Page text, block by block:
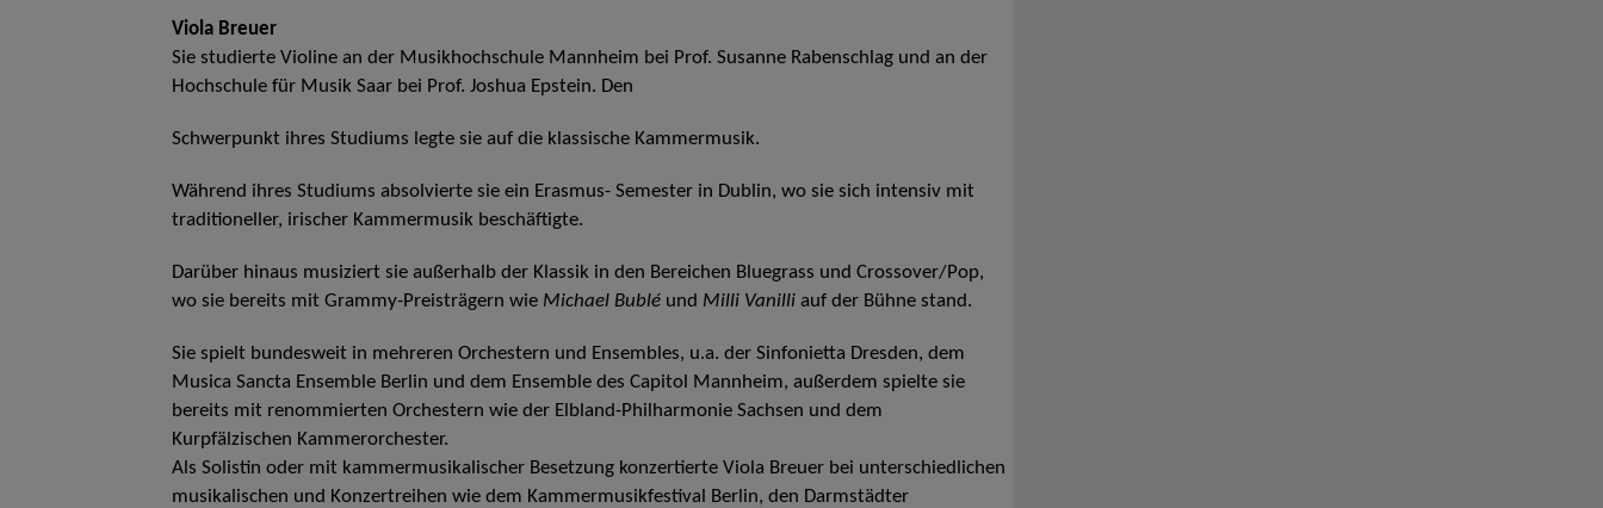
Viola Breuer
Sie studierte Violine an der Musikhochschule Mannheim bei Prof. Susanne Rabenschlag und an der
Hochschule für Musik Saar bei Prof. Joshua Epstein. Den
Schwerpunkt ihres Studiums legte sie auf die klassische Kammermusik.
Während ihres Studiums absolvierte sie ein Erasmus- Semester in Dublin, wo sie sich intensiv mit
traditioneller, irischer Kammermusik beschäftigte.
Darüber hinaus musiziert sie außerhalb der Klassik in den Bereichen Bluegrass und Crossover/Pop,
wo sie bereits mit Grammy-Preisträgern wie Michael Bublé und Milli Vanilli auf der Bühne stand.
Sie spielt bundesweit in mehreren Orchestern und Ensembles, u.a. der Sinfonietta Dresden, dem
Musica Sancta Ensemble Berlin und dem Ensemble des Capitol Mannheim, außerdem spielte sie
bereits mit renommierten Orchestern wie der Elbland-Philharmonie Sachsen und dem
Kurpfälzischen Kammerorchester.
Als Solistin oder mit kammermusikalischer Besetzung konzertierte Viola Breuer bei unterschiedlichen
musikalischen und Konzertreihen wie dem Kammermusikfestival Berlin, den Darmstädter